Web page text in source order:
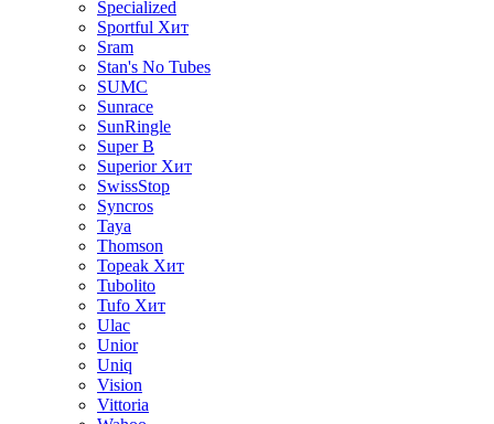
Specialized
Sportful Хит
Sram
Stan's No Tubes
SUMC
Sunrace
SunRingle
Super B
Superior Хит
SwissStop
Syncros
Taya
Thomson
Topeak Хит
Tubolito
Tufo Хит
Ulac
Unior
Uniq
Vision
Vittoria